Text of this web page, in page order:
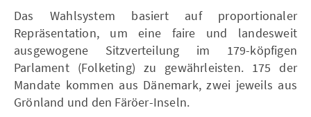
Das Wahlsystem basiert auf proportionaler
Repräsentation, um eine faire und landesweit
ausgewogene Sitzverteilung im 179-köpfigen
Parlament (Folketing) zu gewährleisten. 175 der
Mandate kommen aus Dänemark, zwei jeweils aus
Grönland und den Färöer-Inseln.